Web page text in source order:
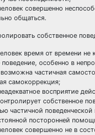
совершенно
общаться.
собственное
время от времени не
поведение, особенно в
частичная
самокоррекция;
восприятие
собственное
частичной поведенческой
посторонней
совершенно не в